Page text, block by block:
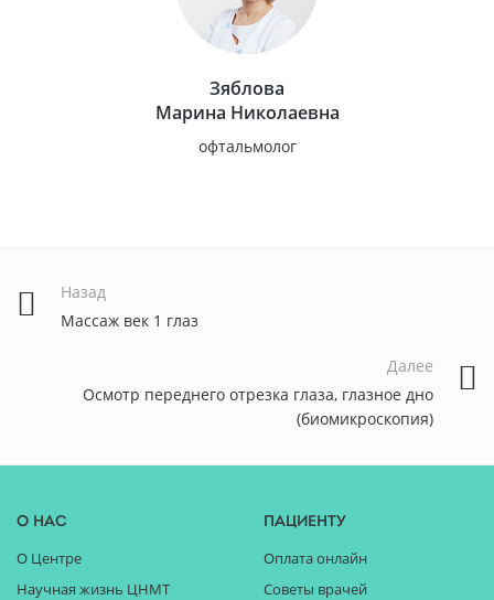
Зяблова
Марина Николаевна
офтальмолог
Назад
Массаж век 1 глаз
Далее
Осмотр переднего отрезка глаза, глазное дно
(биомикроскопия)
О нас
О Центре
Научная жизнь ЦНМТ
Пациенту
Оплата онлайн
Советы врачей